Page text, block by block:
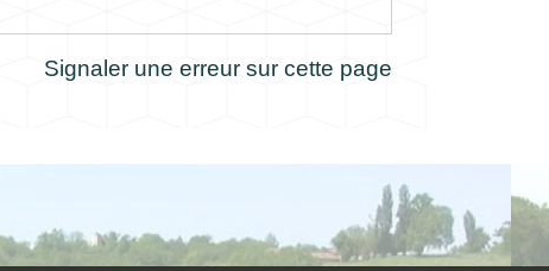
Signaler une erreur sur cette page